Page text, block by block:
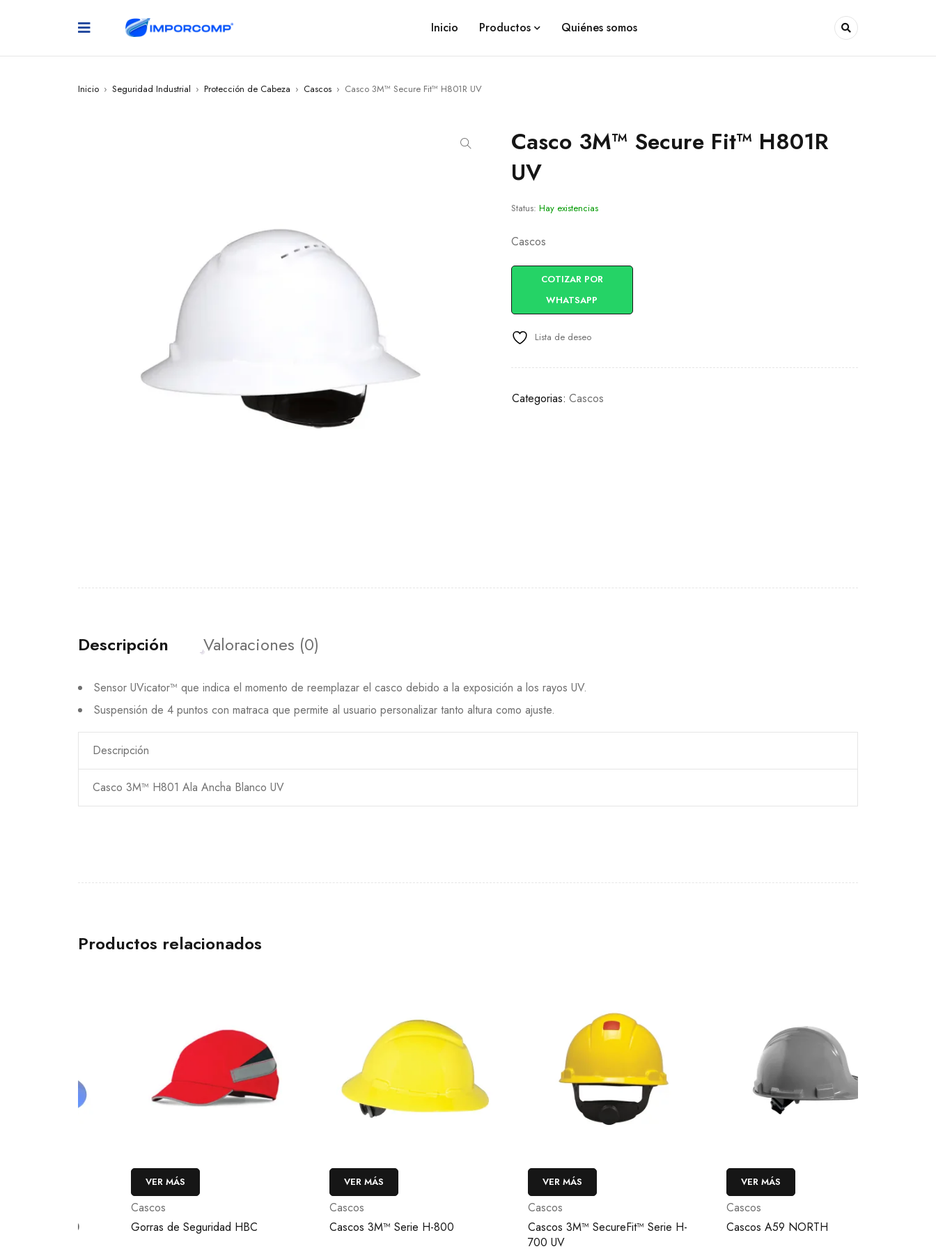
Inicio Productos Quiénes somos
Inicio › Seguridad Industrial › Protección de Cabeza › Cascos › Casco 3M™ Secure Fit™ H801R UV
Casco 3M™ Secure Fit™ H801R
UV
Status: Hay existencias
Cascos
COTIZAR POR
WHATSAPP
Lista de deseo
Categorias: Cascos
Descripción Valoraciones (0)
Sensor UVicator™ que indica el momento de reemplazar el casco debido a la exposición a los rayos UV.
Suspensión de 4 puntos con matraca que permite al usuario personalizar tanto altura como ajuste.
Descripción
Casco 3M™ H801 Ala Ancha Blanco UV
Productos relacionados
Gorras de Seguridad HBC
Cascos 3M™ Serie H-800
Cascos 3M™ SecureFit™ Serie H-
Cascos A59 NORTH